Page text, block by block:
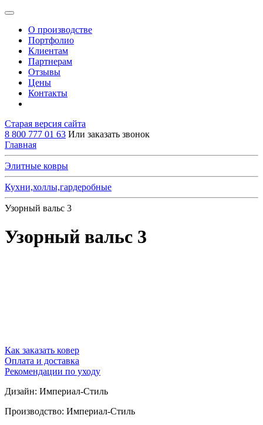
О производстве
Портфолио
Клиентам
Партнерам
Отзывы
Цены
Контакты
Старая версия сайта
8 800 777 01 63 Или заказать звонок
Главная
Элитные ковры
Кухни,холлы,гардеробные
Узорный вальс 3
Узорный вальс 3
Как заказать ковер
Оплата и доставка
Рекомендации по уходу
Дизайн: Империал-Стиль
Производство: Империал-Стиль